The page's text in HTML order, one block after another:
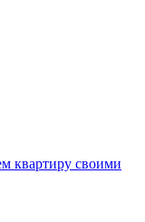
квартиру своими